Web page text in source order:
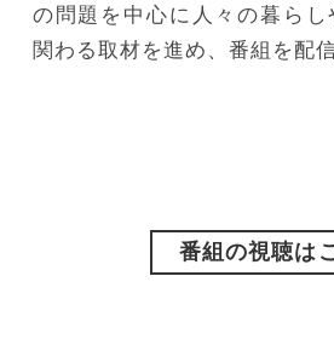
の問題を中心に人々の暮ら
関わる取材を進め、番組を配
番組の視聴は